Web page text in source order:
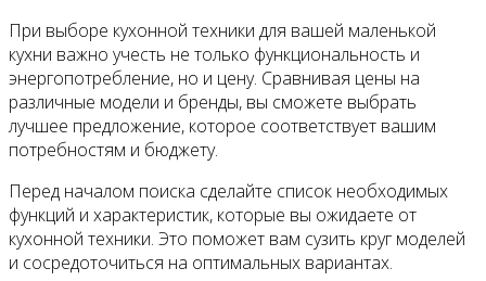
При выборе кухонной техники для вашей маленькой
кухни важно учесть не только функциональность и
энергопотребление, но и цену. Сравнивая цены на
различные модели и бренды, вы сможете выбрать
лучшее предложение, которое соответствует вашим
потребностям и бюджету.
Перед началом поиска сделайте список необходимых
функций и характеристик, которые вы ожидаете от
кухонной техники. Это поможет вам сузить круг моделей
и сосредоточиться на оптимальных вариантах.